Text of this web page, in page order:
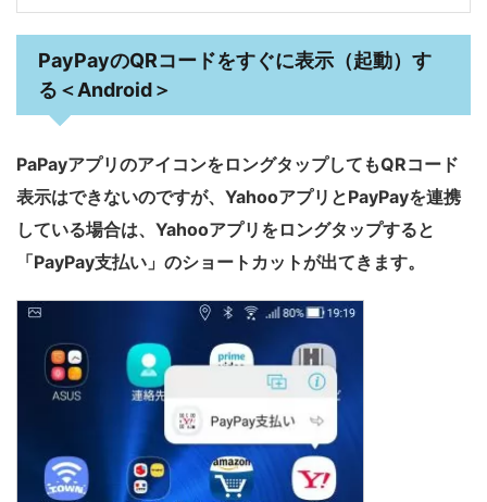
PayPayのQRコードをすぐに表示（起動）す
る＜Android＞
PaPayアプリのアイコンをロングタップしてもQRコード
表示はできないのですが、YahooアプリとPayPayを連携
している場合は、Yahooアプリをロングタップすると
「PayPay支払い」のショートカットが出てきます。